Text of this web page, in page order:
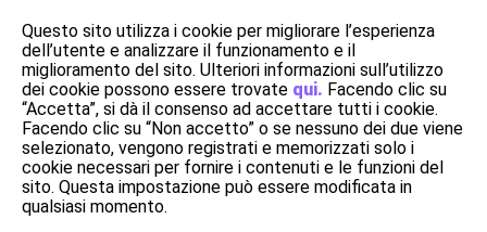
Questo sito utilizza i cookie per migliorare l’esperienza
dell’utente e analizzare il funzionamento e il
miglioramento del sito. Ulteriori informazioni sull’utilizzo
dei cookie possono essere trovate qui. Facendo clic su
“Accetta”, si dà il consenso ad accettare tutti i cookie.
Facendo clic su “Non accetto” o se nessuno dei due viene
selezionato, vengono registrati e memorizzati solo i
cookie necessari per fornire i contenuti e le funzioni del
sito. Questa impostazione può essere modificata in
qualsiasi momento.
Strutture di design
Live Switcher Mobile è preinstallata con strutture di
design e sfondi di didascalie per dare alla schermata di
streaming un aspetto unico. Quando si seleziona un